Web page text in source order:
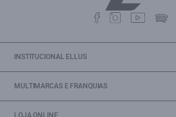
INSTITUCIONAL ELLUS
MULTIMARCAS E FRANQUIAS
LOJA ONLINE